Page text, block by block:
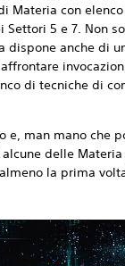
Materia con
5 e 7. Non
dispone anche di
di tecniche di
e, man mano che
delle
la prima